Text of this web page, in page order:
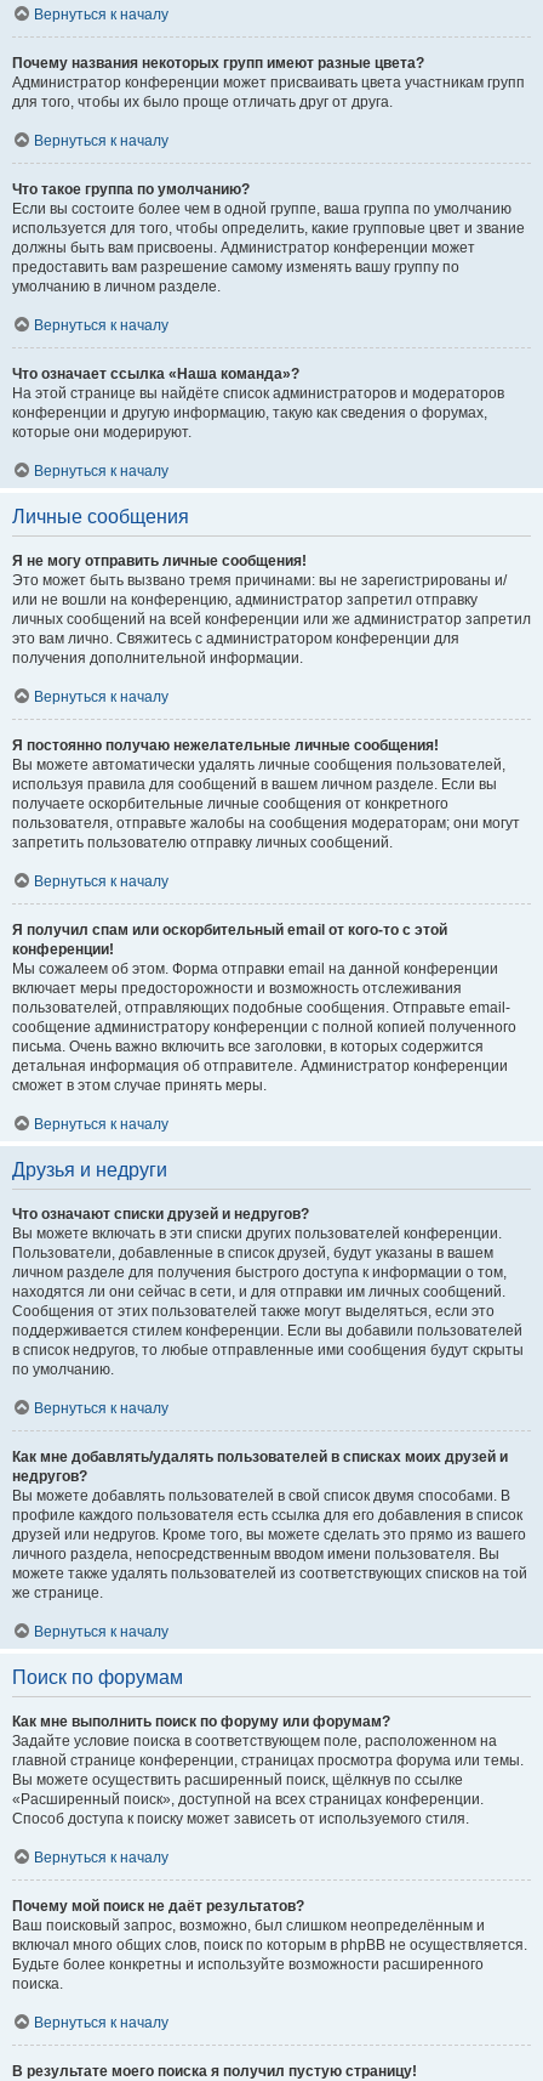
Вернуться к началу
Почему названия некоторых групп имеют разные цвета?
Администратор конференции может присваивать цвета участникам групп
для того, чтобы их было проще отличать друг от друга.
Вернуться к началу
Что такое группа по умолчанию?
Если вы состоите более чем в одной группе, ваша группа по умолчанию
используется для того, чтобы определить, какие групповые цвет и звание
должны быть вам присвоены. Администратор конференции может
предоставить вам разрешение самому изменять вашу группу по
умолчанию в личном разделе.
Вернуться к началу
Что означает ссылка «Наша команда»?
На этой странице вы найдёте список администраторов и модераторов
конференции и другую информацию, такую как сведения о форумах,
которые они модерируют.
Вернуться к началу
Личные сообщения
Я не могу отправить личные сообщения!
Это может быть вызвано тремя причинами: вы не зарегистрированы и/
или не вошли на конференцию, администратор запретил отправку
личных сообщений на всей конференции или же администратор запретил
это вам лично. Свяжитесь с администратором конференции для
получения дополнительной информации.
Вернуться к началу
Я постоянно получаю нежелательные личные сообщения!
Вы можете автоматически удалять личные сообщения пользователей,
используя правила для сообщений в вашем личном разделе. Если вы
получаете оскорбительные личные сообщения от конкретного
пользователя, отправьте жалобы на сообщения модераторам; они могут
запретить пользователю отправку личных сообщений.
Вернуться к началу
Я получил спам или оскорбительный email от кого-то с этой
конференции!
Мы сожалеем об этом. Форма отправки email на данной конференции
включает меры предосторожности и возможность отслеживания
пользователей, отправляющих подобные сообщения. Отправьте email-
сообщение администратору конференции с полной копией полученного
письма. Очень важно включить все заголовки, в которых содержится
детальная информация об отправителе. Администратор конференции
сможет в этом случае принять меры.
Вернуться к началу
Друзья и недруги
Что означают списки друзей и недругов?
Вы можете включать в эти списки других пользователей конференции.
Пользователи, добавленные в список друзей, будут указаны в вашем
личном разделе для получения быстрого доступа к информации о том,
находятся ли они сейчас в сети, и для отправки им личных сообщений.
Сообщения от этих пользователей также могут выделяться, если это
поддерживается стилем конференции. Если вы добавили пользователей
в список недругов, то любые отправленные ими сообщения будут скрыты
по умолчанию.
Вернуться к началу
Как мне добавлять/удалять пользователей в списках моих друзей и
недругов?
Вы можете добавлять пользователей в свой список двумя способами. В
профиле каждого пользователя есть ссылка для его добавления в список
друзей или недругов. Кроме того, вы можете сделать это прямо из вашего
личного раздела, непосредственным вводом имени пользователя. Вы
можете также удалять пользователей из соответствующих списков на той
же странице.
Вернуться к началу
Поиск по форумам
Как мне выполнить поиск по форуму или форумам?
Задайте условие поиска в соответствующем поле, расположенном на
главной странице конференции, страницах просмотра форума или темы.
Вы можете осуществить расширенный поиск, щёлкнув по ссылке
«Расширенный поиск», доступной на всех страницах конференции.
Способ доступа к поиску может зависеть от используемого стиля.
Вернуться к началу
Почему мой поиск не даёт результатов?
Ваш поисковый запрос, возможно, был слишком неопределённым и
включал много общих слов, поиск по которым в phpBB не осуществляется.
Будьте более конкретны и используйте возможности расширенного
поиска.
Вернуться к началу
В результате моего поиска я получил пустую страницу!